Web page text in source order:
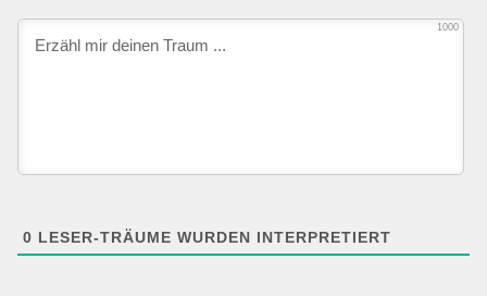
1000
0 LESER-TRÄUME WURDEN INTERPRETIERT